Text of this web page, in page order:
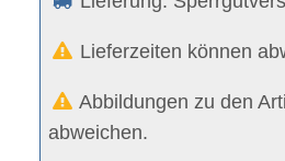
Lieferzeiten können
Abbildungen zu den
abweichen.